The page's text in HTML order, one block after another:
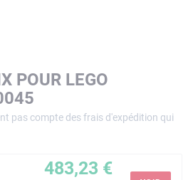
POUR LEGO
pas compte des frais d'expédition qui
483,23 €